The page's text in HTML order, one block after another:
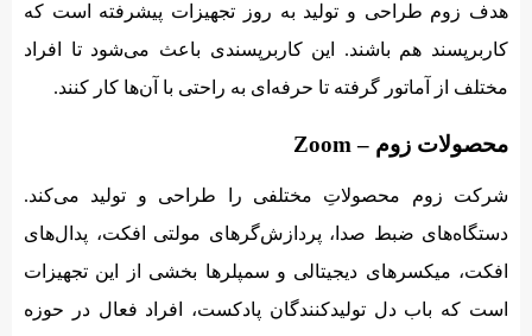
هدف زوم طراحی و تولید به روز تجهیزات پیشرفته است که
کاربرپسند هم باشند. این کاربرپسندی باعث می‌شود تا افراد
مختلف از آماتور گرفته تا حرفه‌ای به راحتی با آن‌ها کار کنند.
محصولات زوم – Zoom
شرکت زوم محصولاتِ مختلفی را طراحی و تولید می‌کند.
دستگاه‌های ضبط صدا، پردازش‌گرهای مولتی افکت، پدال‌های
افکت،‌ میکسرهای دیجیتالی و سمپلرها بخشی از این تجهیزات
است که باب دل تولیدکنندگان پادکست، افراد فعال در حوزه